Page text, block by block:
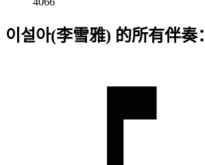
이설아(李雪雅) 的所有伴奏：